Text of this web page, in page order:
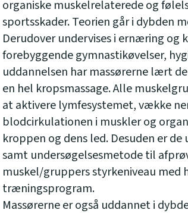
organiske muskelrelaterede og
sportsskader. Teorien går i dybden
Derudover undervises i ernæring og
forebyggende gymnastikøvelser,
uddannelsen har massørerne lært
en hel kropsmassage. Alle
at aktivere lymfesystemet, vække
blodcirkulationen i muskler og
kroppen og dens led. Desuden er
samt undersøgelsesmetode til
muskel/gruppers styrkeniveau
træningsprogram.
Massørerne er også uddannet i